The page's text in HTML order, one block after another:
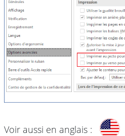
Voir aussi en anglais :